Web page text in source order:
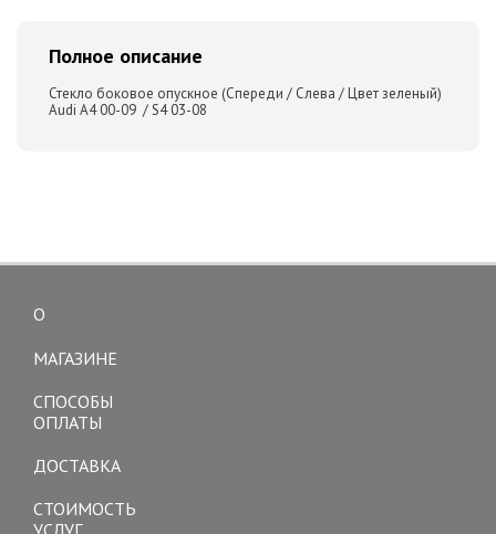
Полное описание
Стекло боковое опускное (Спереди / Слева / Цвет зеленый)
Audi A4 00-09 / S4 03-08
О
МАГАЗИНЕ
СПОСОБЫ
ОПЛАТЫ
ДОСТАВКА
СТОИМОСТЬ